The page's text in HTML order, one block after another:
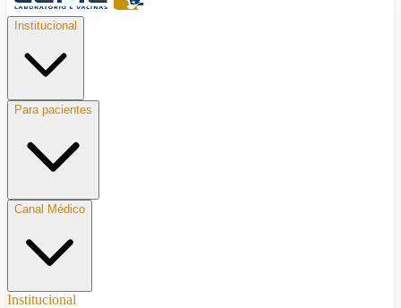
Institucional
Para pacientes
Canal Médico
Institucional